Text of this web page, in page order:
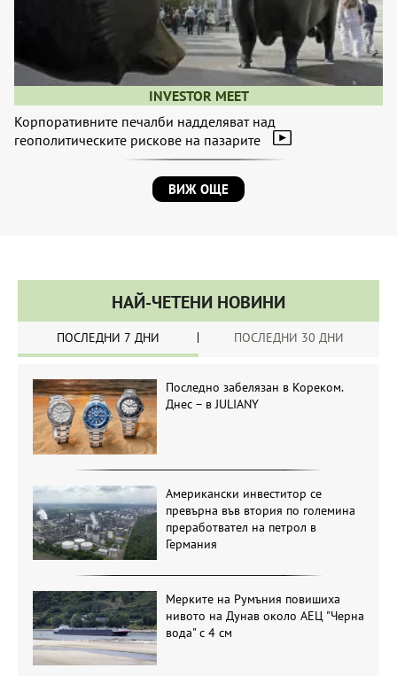
INVESTOR MEET
Корпоративните печалби надделяват над
геополитическите рискове на пазарите
ВИЖ ОЩЕ
НАЙ-ЧЕТЕНИ НОВИНИ
ПОСЛЕДНИ 7 ДНИ ПОСЛЕДНИ 30 ДНИ
Последно забелязан в Кореком.
Днес – в JULIANY
Американски инвеститор се
превърна във втория по големина
преработвател на петрол в
Германия
Мерките на Румъния повишиха
нивото на Дунав около АЕЦ "Черна
вода" с 4 см